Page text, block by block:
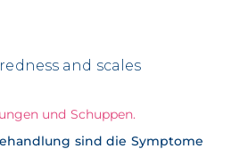
and scales
und Schuppen.
sind die Symptome